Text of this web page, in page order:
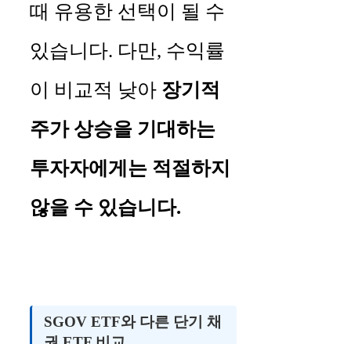
때 유용한 선택이 될 수
있습니다. 다만, 수익률
이 비교적 낮아 장기적
주가 상승을 기대하는
투자자에게는 적절하지
않을 수 있습니다.
SGOV ETF와 다른 단기 채